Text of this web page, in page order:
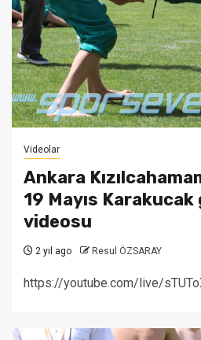
Videolar
Ankara
19 Mayıs
videosu
2 yıl ago Resul ÖZSARAY
https://youtube.com/live/